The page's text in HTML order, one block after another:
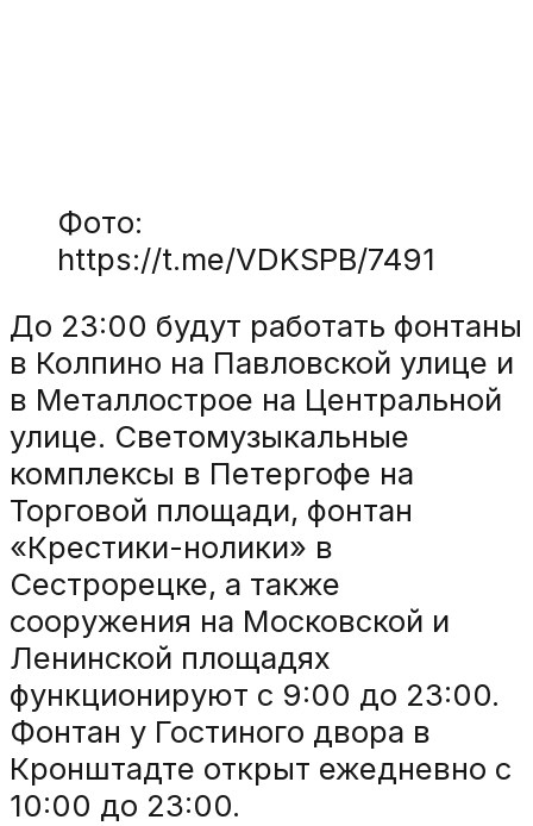
Фото:
https://t.me/VDKSPB/7491
До 23:00 будут работать фонтаны
в Колпино на Павловской улице и
в Металлострое на Центральной
улице. Светомузыкальные
комплексы в Петергофе на
Торговой площади, фонтан
«Крестики-нолики» в
Сестрорецке, а также
сооружения на Московской и
Ленинской площадях
функционируют с 9:00 до 23:00.
Фонтан у Гостиного двора в
Кронштадте открыт ежедневно с
10:00 до 23:00.